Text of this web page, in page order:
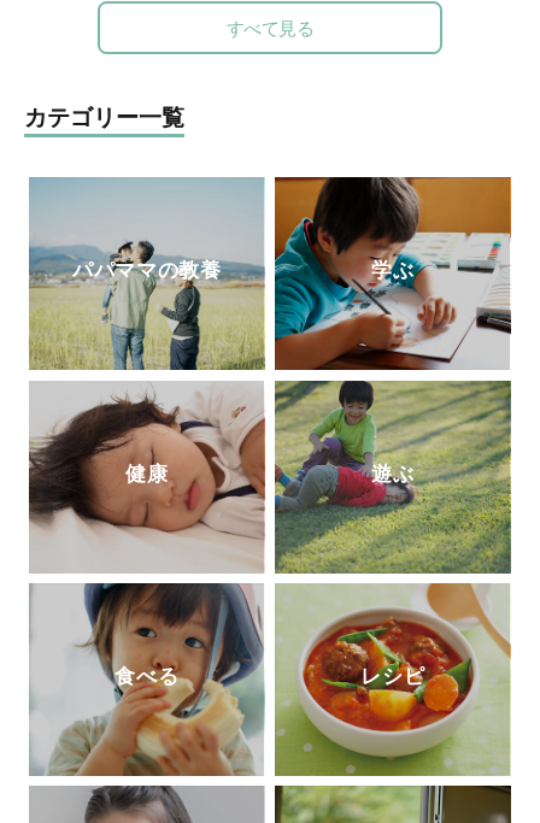
差」を埋めるべく全国を奔走中。
is-tech.com/
すべて見る
カテゴリー一覧
パパママの教養 学ぶ
健康 遊ぶ
食べる レシピ